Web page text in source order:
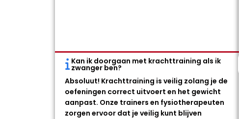
Kan ik doorgaan met krachttraining als ik
zwanger ben?
Absoluut! Krachttraining is veilig zolang je de
oefeningen correct uitvoert en het gewicht
aanpast. Onze trainers en fysiotherapeuten
zorgen ervoor dat je veilig kunt blijven